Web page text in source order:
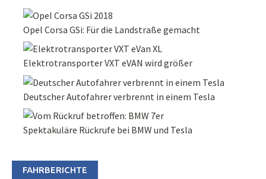
Opel Corsa GSi: Für die Landstraße gemacht
Elektrotransporter VXT eVAN wird größer
Deutscher Autofahrer verbrennt in einem Tesla
Spektakuläre Rückrufe bei BMW und Tesla
FAHRBERICHTE